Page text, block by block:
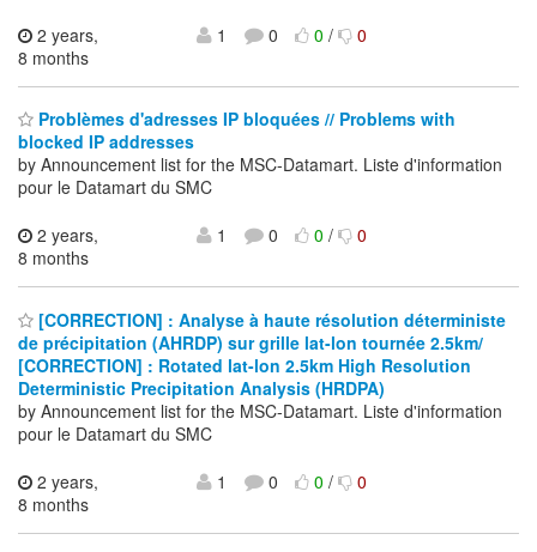
2 years,
8 months
1 0 0/ 0
Problèmes d'adresses IP bloquées // Problems with
blocked IP addresses
by Announcement list for the MSC-Datamart. Liste d'information
pour le Datamart du SMC
2 years,
8 months
1 0 0/ 0
[CORRECTION] : Analyse à haute résolution déterministe
de précipitation (AHRDP) sur grille lat-lon tournée 2.5km/
[CORRECTION] : Rotated lat-lon 2.5km High Resolution
Deterministic Precipitation Analysis (HRDPA)
by Announcement list for the MSC-Datamart. Liste d'information
pour le Datamart du SMC
2 years,
8 months
1 0 0/ 0